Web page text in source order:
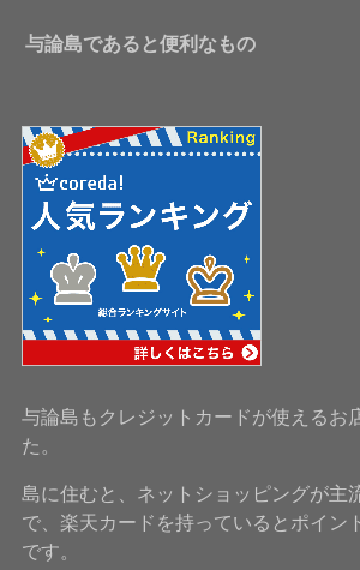
与論島であると便利なもの
与論島もクレジットカードが使えるお
た。
島に住むと、ネットショッピングが主
で、楽天カードを持っているとポイン
です。